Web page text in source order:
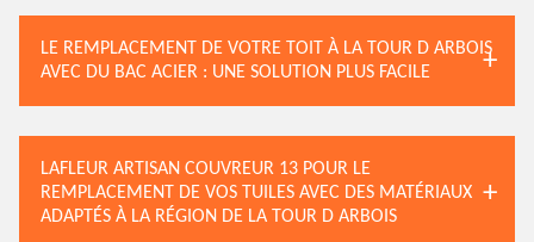
LE REMPLACEMENT DE VOTRE TOIT À LA TOUR D ARBOIS
AVEC DU BAC ACIER : UNE SOLUTION PLUS FACILE
LAFLEUR ARTISAN COUVREUR 13 POUR LE
REMPLACEMENT DE VOS TUILES AVEC DES MATÉRIAUX
ADAPTÉS À LA RÉGION DE LA TOUR D ARBOIS